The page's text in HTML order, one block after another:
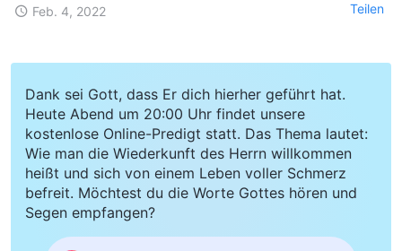
Feb. 4, 2022 Teilen
Dank sei Gott, dass Er dich hierher geführt hat.
Heute Abend um 20:00 Uhr findet unsere
kostenlose Online-Predigt statt. Das Thema lautet:
Wie man die Wiederkunft des Herrn willkommen
heißt und sich von einem Leben voller Schmerz
befreit. Möchtest du die Worte Gottes hören und
Segen empfangen?